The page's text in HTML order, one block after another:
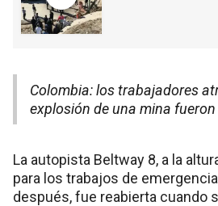
Colombia: los trabajadores
explosión de una mina
La autopista Beltway 8, a la
para los trabajos de
después, fue reabierta cuando